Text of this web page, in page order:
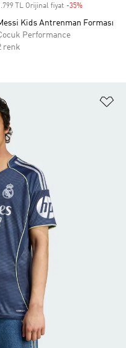
TL Orijinal fiyat -35%
Kids Antrenman Forması
Performance
renk